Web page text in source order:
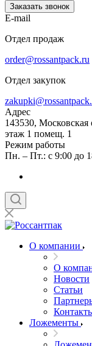
Заказать звонок
E-mail
Отдел продаж
order@rossantpack.ru
Отдел закупок
Адрес
143530, Московская
этаж 1 помещ. 1
Режим работы
Пн. – Пт.: с 9:00 до
О компании
О
Новости
Статьи
Ложементы